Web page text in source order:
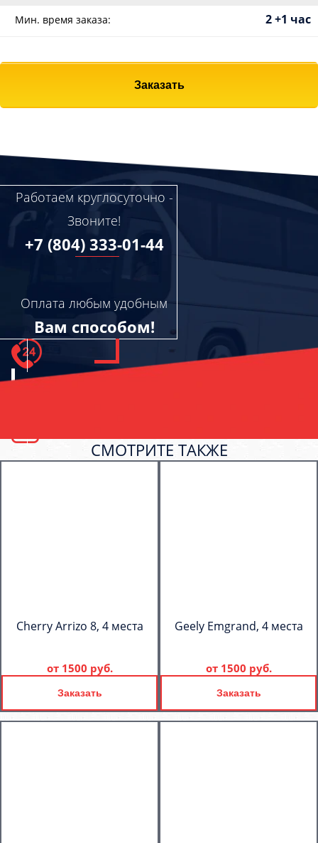
Мин. время заказа: 2 +1 час
Заказать
Работаем круглосуточно -
Звоните!
+7 (804) 333-01-44
Оплата любым удобным
Вам способом!
СМОТРИТЕ ТАКЖЕ
Cherry Arrizo 8, 4 места
от 1500 руб.
Заказать
Geely Emgrand, 4 места
от 1500 руб.
Заказать